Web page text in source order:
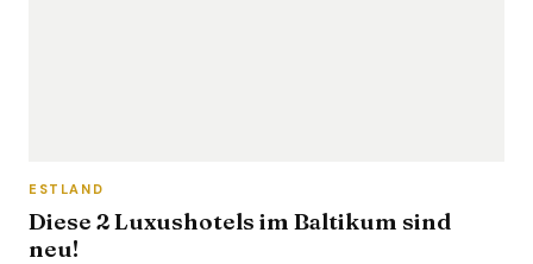
ESTLAND
Diese 2 Luxushotels im Baltikum sind
neu!